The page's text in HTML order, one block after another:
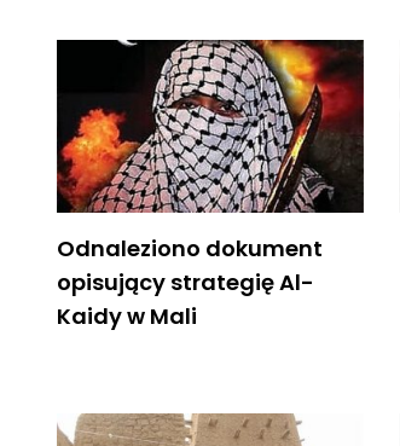
Odnaleziono dokument
opisujący strategię Al-
Kaidy w Mali